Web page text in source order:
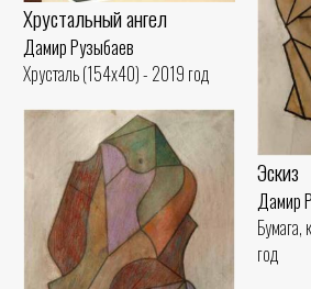
Хрустальный ангел
Дамир Рузыбаев
Хрусталь (154x40) - 2019 год
Эскиз
Дамир
год